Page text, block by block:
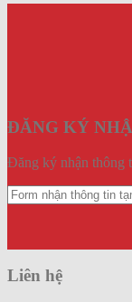
ĐĂNG KÝ
Đăng ký nhận thông
Liên hệ